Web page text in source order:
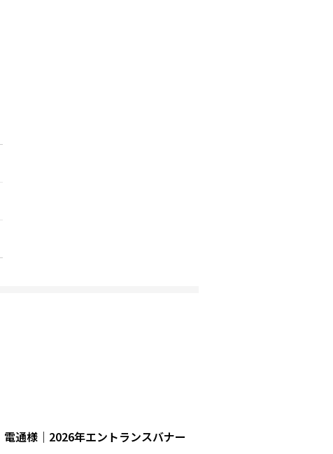
電通様｜2026年エントランスバナー